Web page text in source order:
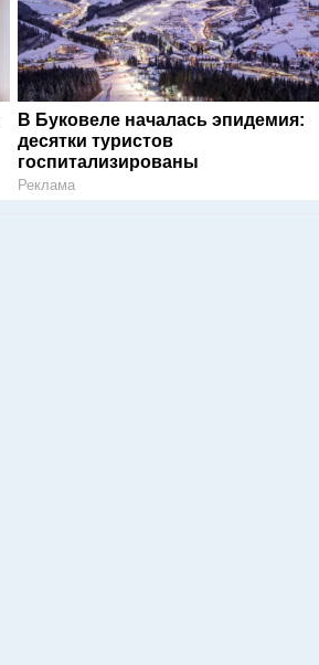
В Буковеле началась эпидемия:
десятки туристов
госпитализированы
Реклама